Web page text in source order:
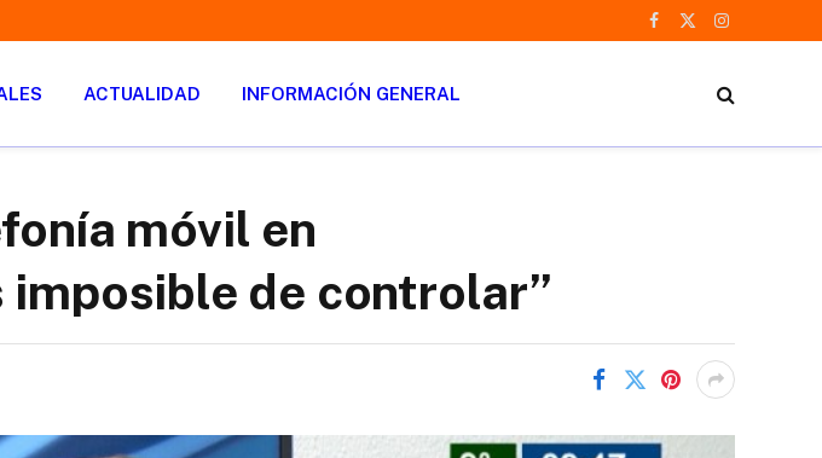
Facebook
X
Instagram
ACTUALIDAD INFORMACIÓN GENERAL
móvil en
imposible de controlar”